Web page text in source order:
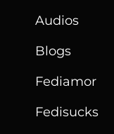
Audios
Blogs
Fediamor
Fedisucks